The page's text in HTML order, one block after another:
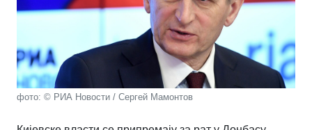
фото: © РИА Новости / Сергей Мамонтов